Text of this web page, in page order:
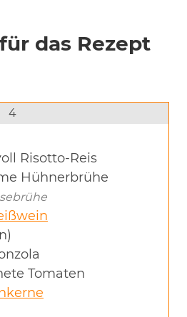
das Rezept
4
Risotto-Reis
Hühnerbrühe
Tomaten